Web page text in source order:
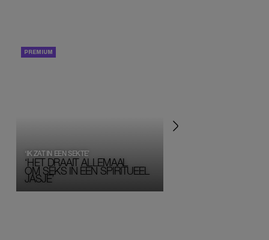
‘HET DRAAIT ALLEMAAL
OM SEKS IN EEN SPIRITUEEL
JASJE’
‘IK ZAT IN EEN SEKTE’